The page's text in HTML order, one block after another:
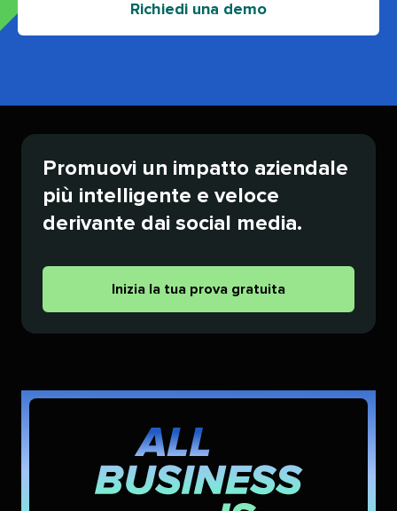
Richiedi una demo​​
Promuovi un impatto aziendale
più intelligente e veloce
derivante dai social media.​​
Inizia la tua prova gratuita​​